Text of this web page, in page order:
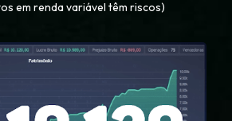
em renda variável têm riscos)